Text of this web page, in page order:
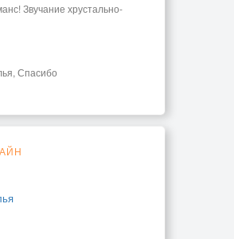
Звучание хрустально-
Спасибо